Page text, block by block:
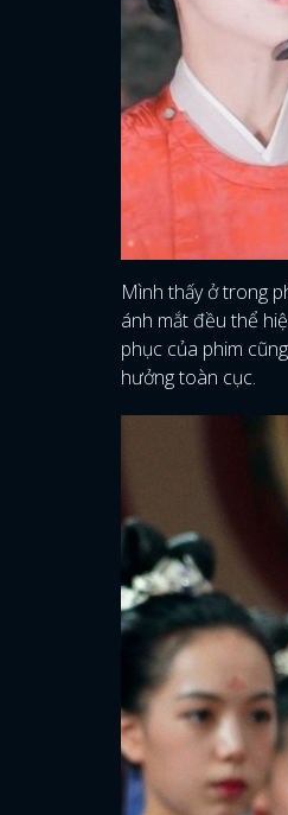
Mình thấy ở trong
ánh mắt đều thể
phục của phim
hưởng toàn cục.